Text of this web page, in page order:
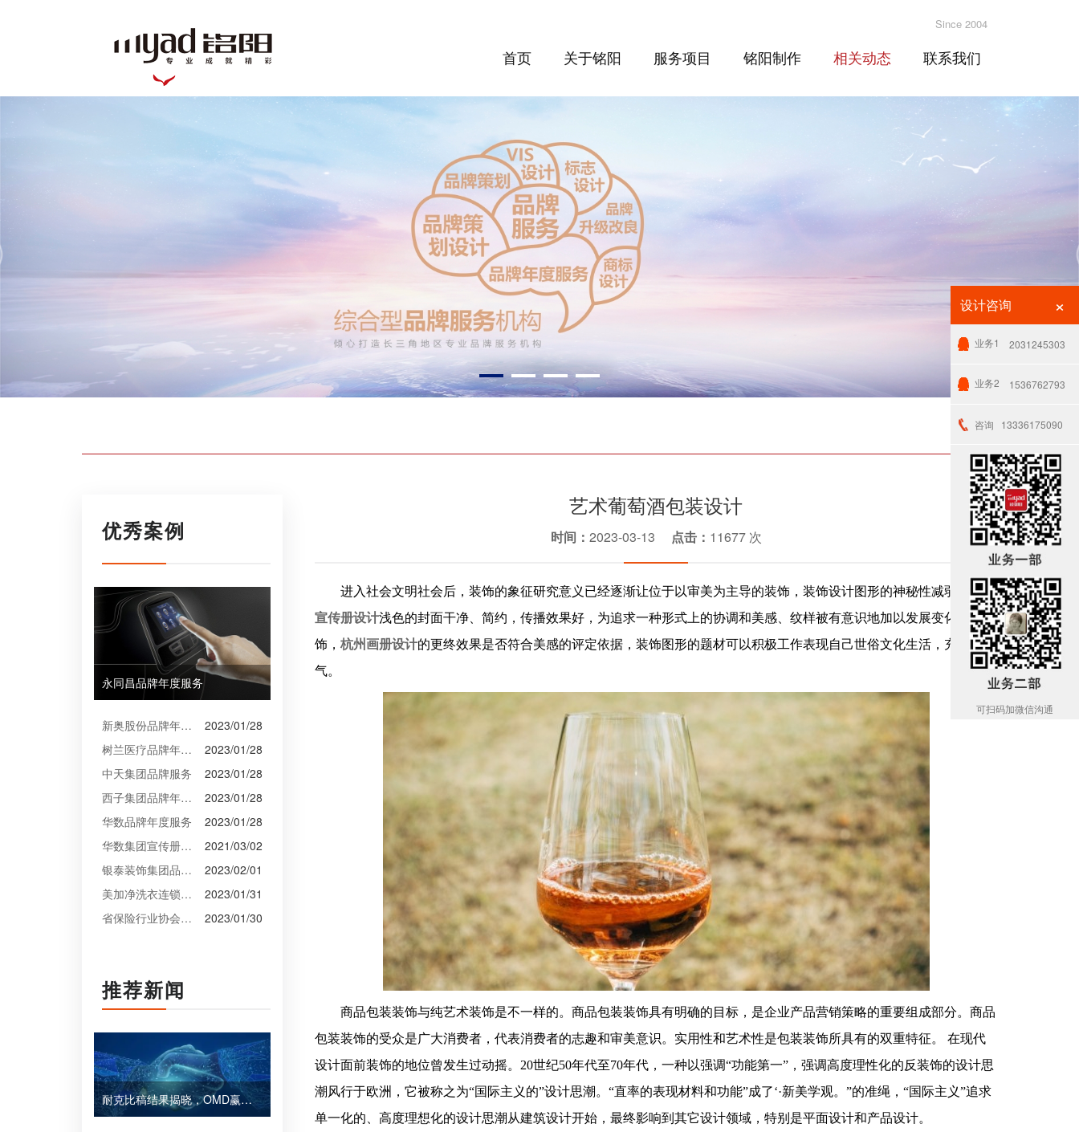
Since 2004
首页 关于铭阳 服务项目 铭阳制作 相关动态 联系我们
艺术葡萄酒包装设计
时间： 2023-03-13 点击： 11677 次
进入社会文明社会后，装饰的象征研究意义已经逐渐让位于以审美为主导的装饰，装饰设计图形的神秘性减弱， 杭州
宣传册设计浅色的封面干净、简约，传播效果好，为追求一种形式上的协调和美感、纹样被有意识地加以发展变化和修
饰， 杭州画册设计的更终效果是否符合美感的评定依据，装饰图形的题材可以积极工作表现自己世俗文化生活，充满生
气。
商品包装装饰与纯艺术装饰是不一样的。商品包装装饰具有明确的目标，是企业产品营销策略的重要组成部分。商品
包装装饰的受众是广大消费者，代表消费者的志趣和审美意识。实用性和艺术性是包装装饰所具有的双重特征。 在现代
设计面前装饰的地位曾发生过动摇。20世纪50年代至70年代，一种以强调“功能第一”，强调高度理性化的反装饰的设计思
潮风行于欧洲，它被称之为“国际主义的”设计思潮。“直率的表现材料和功能”成了‘·新美学观。”的准绳，“国际主义”追求
单一化的、高度理想化的设计思潮从建筑设计开始，最终影响到其它设计领域，特别是平面设计和产品设计。
优秀案例
永同昌品牌年度服务
2023/01/28
新奥股份品牌年度服务
2023/01/28
树兰医疗品牌年度服务
2023/01/28
中天集团品牌服务
2023/01/28
西子集团品牌年度服务
2023/01/28
华数品牌年度服务
2021/03/02
华数集团宣传册设计
2023/02/01
银泰装饰集团品牌升级设计
2023/01/31
美加净洗衣连锁VI设计
2023/01/30
省保险行业协会VI设计
推荐新闻
耐克比稿结果揭晓，OMD赢得Burberry全球媒介业务（转自广告狂人日报）
设计咨询 ×
业务1 2031245303
业务2 1536762793
咨询 13336175090
可扫码加微信沟通